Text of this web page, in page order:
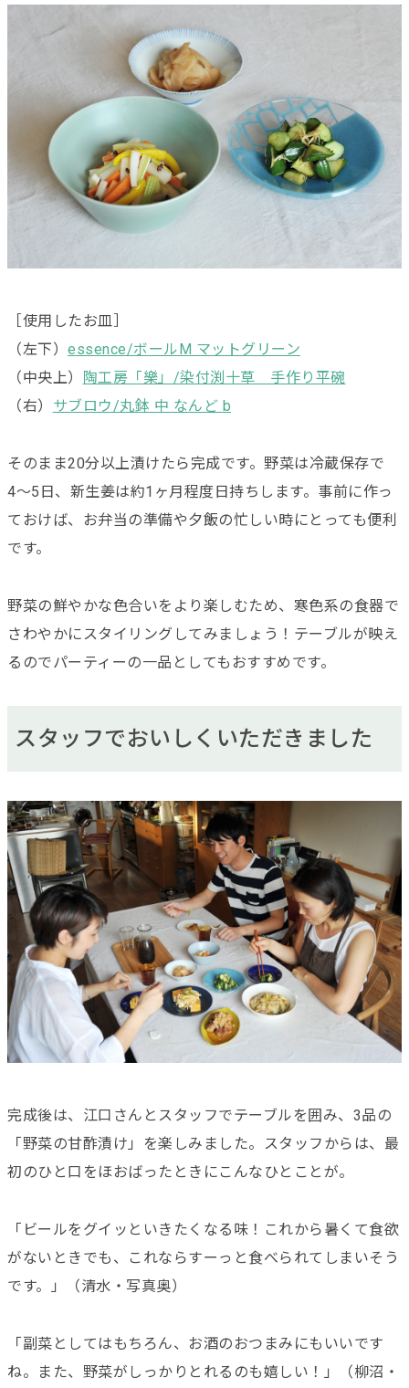
［使用したお皿］
（左下） essence/ボールM マットグリーン
（中央上）
陶工房「樂」/染付渕十草 手作り平碗
（右） サブロウ/丸鉢 中 なんど b
そのまま20分以上漬けたら完成です。野菜は冷蔵保存で
4〜5日、新生姜は約1ヶ月程度日持ちします。事前に作っ
ておけば、お弁当の準備や夕飯の忙しい時にとっても便利
です。
野菜の鮮やかな色合いをより楽しむため、寒色系の食器で
さわやかにスタイリングしてみましょう！テーブルが映え
るのでパーティーの一品としてもおすすめです。
スタッフでおいしくいただきました
完成後は、江口さんとスタッフでテーブルを囲み、3品の
「野菜の甘酢漬け」を楽しみました。
スタッフからは、最
初のひと口をほおばったときにこんなひとことが。
「ビールをグイッといきたくなる味！ これから暑くて食欲
がないときでも、これならすーっと食べられてしまいそう
です。」（清水・写真奥）
「副菜としてはもちろん、お酒のおつまみにもいいです
ね。また、野菜がしっかりとれるのも嬉しい！」（柳沼・